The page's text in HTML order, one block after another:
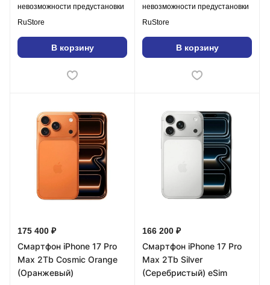
невозможности предустановки
RuStore
В корзину
невозможности предустановки
RuStore
В корзину
175 400 ₽
Смартфон iPhone 17 Pro
Max 2Tb Cosmic Orange
(Оранжевый)
166 200 ₽
Смартфон iPhone 17 Pro
Max 2Tb Silver
(Серебристый) eSim